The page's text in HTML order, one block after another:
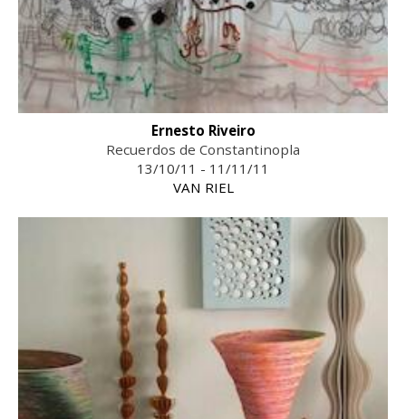
Ernesto Riveiro
Recuerdos de Constantinopla
13/10/11 - 11/11/11
VAN RIEL